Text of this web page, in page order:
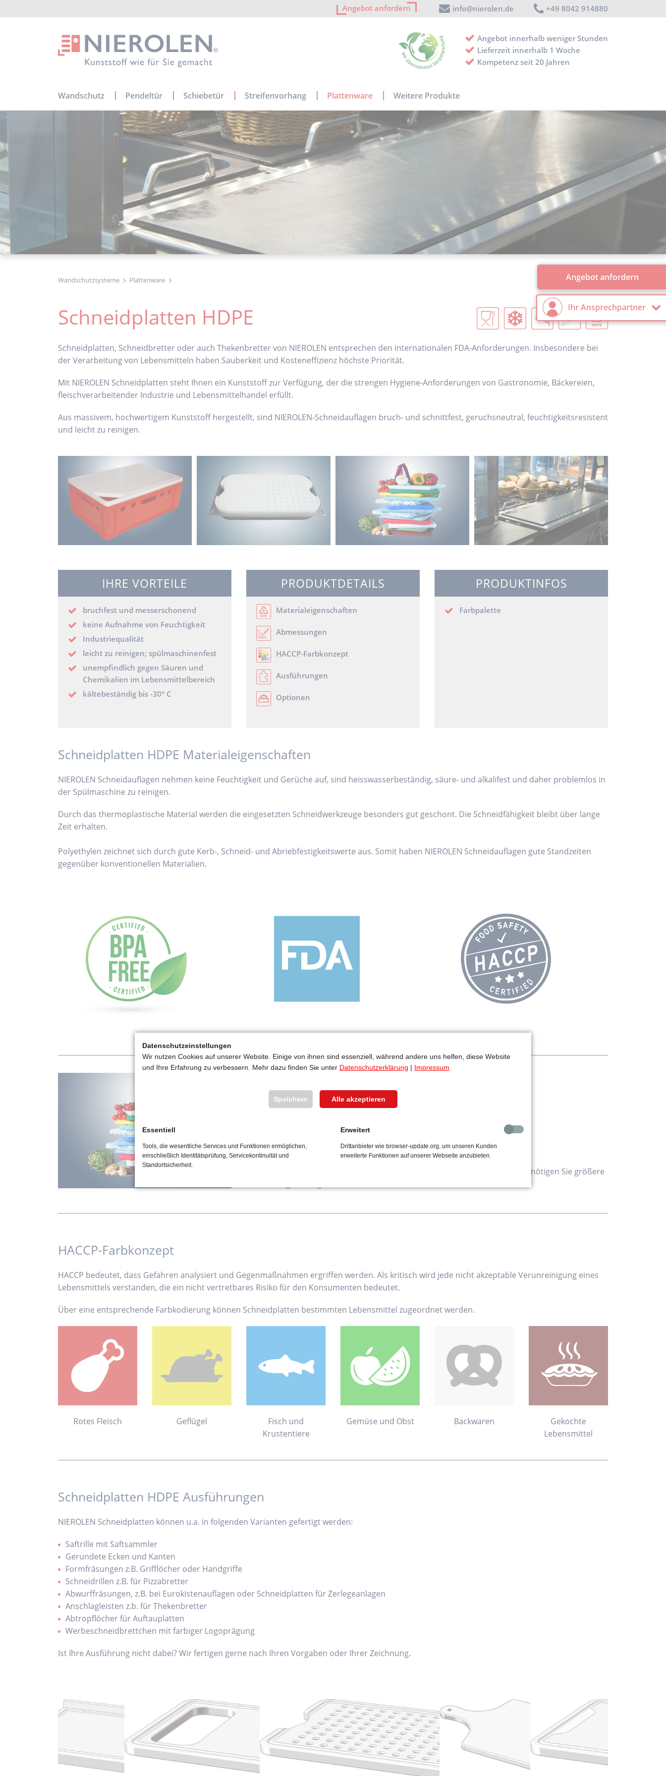
Angebot anfordern
Ihr Ansprechpartner
info@nierolen.de +49 8042 914880
Angebot anfordern
Angebot innerhalb weniger Stunden
Lieferzeit innerhalb 1 Woche
Kompetenz seit 20 Jahren
überspringen
Wandschutz Pendeltür Schiebetür Streifenvorhang Plattenware Weitere Produkte
Wandschutzsysteme Plattenware
Schneidplatten HDPE
Schneidplatten, Schneidbretter oder auch Thekenbretter von NIEROLEN entsprechen den internationalen FDA-Anforderungen. Insbesondere bei
der Verarbeitung von Lebensmitteln haben Sauberkeit und Kosteneffizienz höchste Priorität.
Mit NIEROLEN Schneidplatten steht Ihnen ein Kunststoff zur Verfügung, der die strengen Hygiene-Anforderungen von Gastronomie, Bäckereien,
fleischverarbeitender Industrie und Lebensmittelhandel erfüllt.
Aus massivem, hochwertigem Kunststoff hergestellt, sind NIEROLEN-Schneidauflagen bruch- und schnittfest, geruchsneutral, feuchtigkeitsresistent
und leicht zu reinigen.
IHRE VORTEILE
bruchfest und messerschonend
keine Aufnahme von Feuchtigkeit
Industriequalität
leicht zu reinigen; spülmaschinenfest
unempfindlich gegen Säuren und
Chemikalien im Lebensmittelbereich
kältebeständig bis -30° C
PRODUKTDETAILS
Materialeigenschaften
Abmessungen
HACCP-Farbkonzept
Ausführungen
Optionen
PRODUKTINFOS
Farbpalette
Schneidplatten HDPE Materialeigenschaften
NIEROLEN Schneidauflagen nehmen keine Feuchtigkeit und Gerüche auf, sind heisswasserbeständig, säure- und alkalifest und daher problemlos in
der Spülmaschine zu reinigen.
Durch das thermoplastische Material werden die eingesetzten Schneidwerkzeuge besonders gut geschont. Die Schneidfähigkeit bleibt über lange
Zeit erhalten.
Polyethylen zeichnet sich durch gute Kerb-, Schneid- und Abriebfestigkeitswerte aus. Somit haben NIEROLEN Schneidauflagen gute Standzeiten
gegenüber konventionellen Materialien.
Grundsätzlich sind alle Schneidplatten in folgenden Abmessungen möglich:
Stärke: 10 - 50 mm
Alle unsere Schneidplatten werden kundenindividuell nach Maß gefertigt. Benötigen Sie größere
HACCP-Farbkonzept
HACCP bedeutet, dass Gefahren analysiert und Gegenmaßnahmen ergriffen werden. Als kritisch wird jede nicht akzeptable Verunreinigung eines
Lebensmittels verstanden, die ein nicht vertretbares Risiko für den Konsumenten bedeutet.
Über eine entsprechende Farbkodierung können Schneidplatten bestimmten Lebensmittel zugeordnet werden.
Rotes Fleisch Geflügel
Fisch und
Krustentiere
Gemüse und Obst Backwaren
Gekochte
Lebensmittel
Schneidplatten HDPE Ausführungen
NIEROLEN Schneidplatten können u.a. in folgenden Varianten gefertigt werden:
Saftrille mit Saftsammler
Gerundete Ecken und Kanten
Formfräsungen z.B. Grifflöcher oder Handgriffe
Schneidrillen z.B. für Pizzabretter
Abwurffräsungen, z.B. bei Eurokistenauflagen oder Schneidplatten für Zerlegeanlagen
Anschlagleisten z.b. für Thekenbretter
Abtropflöcher für Auftauplatten
Werbeschneidbrettchen mit farbiger Logoprägung
Ist Ihre Ausführung nicht dabei? Wir fertigen gerne nach Ihren Vorgaben oder Ihrer Zeichnung.
Datenschutzeinstellungen
Wir nutzen Cookies auf unserer Website. Einige von ihnen sind essenziell, während andere uns helfen, diese Website
und Ihre Erfahrung zu verbessern. Mehr dazu finden Sie unter Datenschutzerklärung | Impressum
Speichern Alle akzeptieren
Essentiell
Tools, die wesentliche Services und Funktionen ermöglichen,
einschließlich Identitätsprüfung, Servicekontinuität und
Standortsicherheit.
Erweitert
Drittanbieter wie browser-update.org, um unseren Kunden
erweiterte Funktionen auf unserer Webseite anzubieten.